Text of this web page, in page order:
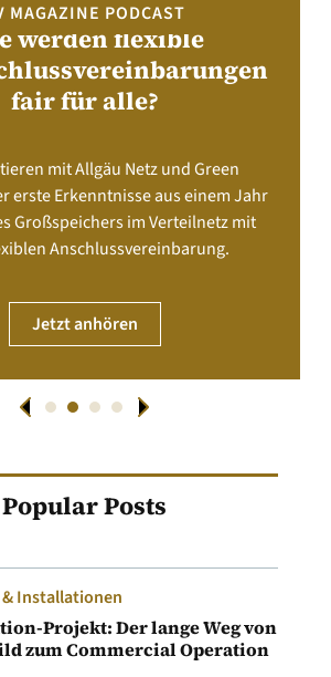
MAGAZINE PODCAST
werden flexible
fair für alle?
mit Allgäu Netz und Green
erste Erkenntnisse aus einem Jahr
Großspeichers im Verteilnetz mit
Anschlussvereinbarung.
Jetzt anhören
Popular Posts
Installationen
Projekt: Der lange Weg von
zum Commercial Operation